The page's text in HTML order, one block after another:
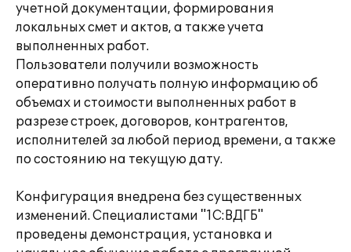
учетной документации, формирования
локальных смет и актов, а также учета
выполненных работ.
Пользователи получили возможность
оперативно получать полную информацию об
объемах и стоимости выполненных работ в
разрезе строек, договоров, контрагентов,
исполнителей за любой период времени, а также
по состоянию на текущую дату.
Конфигурация внедрена без существенных
изменений. Специалистами "1С:ВДГБ"
проведены демонстрация, установка и